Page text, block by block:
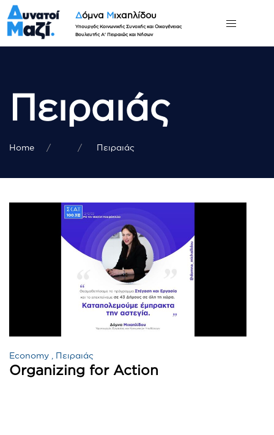
Δόμνα Μιχαηλίδου
Υπουργός Κοινωνικής Συνοχής και Οικογένειας
Βουλευτής Α' Πειραιώς και Νήσων
Πειραιάς
Home Πειραιάς
Economy Πειραιάς
Organizing for Action